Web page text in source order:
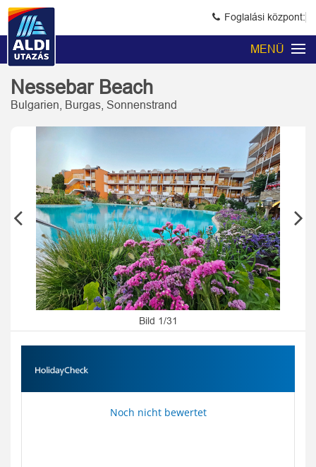
Foglalási központ:
MENÜ
Nessebar Beach
Bulgarien, Burgas, Sonnenstrand
Previous
Bild 1/31
Noch nicht bewertet